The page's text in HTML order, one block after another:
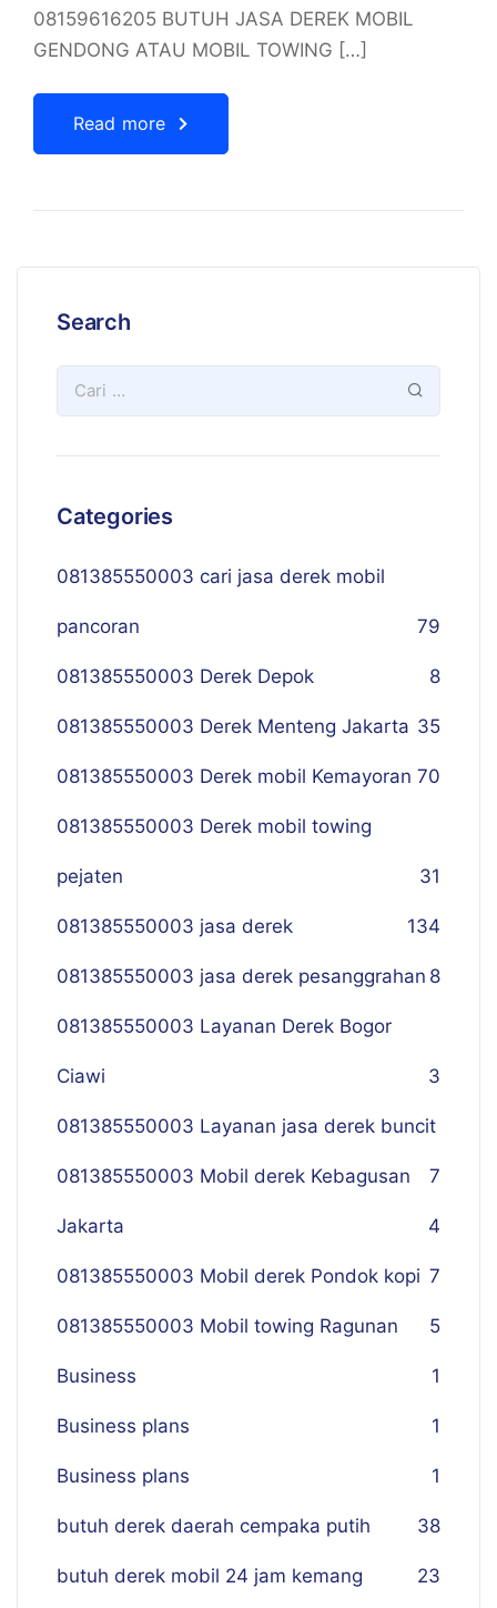
08159616205 BUTUH JASA DEREK MOBIL
GENDONG ATAU MOBIL TOWING […]
Read more
Search
Categories
081385550003 cari jasa derek mobil
pancoran 79
081385550003 Derek Depok 8
081385550003 Derek Menteng Jakarta 35
081385550003 Derek mobil Kemayoran 70
081385550003 Derek mobil towing
pejaten 31
081385550003 jasa derek 134
081385550003 jasa derek pesanggrahan 8
081385550003 Layanan Derek Bogor
Ciawi 3
081385550003 Layanan jasa derek buncit
7
081385550003 Mobil derek Kebagusan
Jakarta 4
081385550003 Mobil derek Pondok kopi 7
081385550003 Mobil towing Ragunan 5
Business 1
Business plans 1
Business plans 1
butuh derek daerah cempaka putih 38
butuh derek mobil 24 jam kemang 23